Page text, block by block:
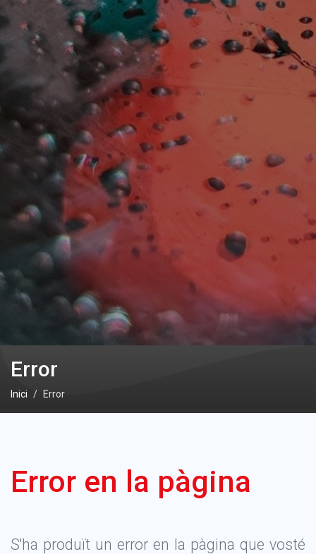
Error
Inici Error
Error en la pàgina
S'ha produït un error en la pàgina que vosté